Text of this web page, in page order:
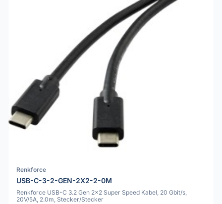
Renkforce
USB-C-3-2-GEN-2X2-2-0M
Renkforce USB-C 3.2 Gen 2x2 Super Speed Kabel, 20 Gbit/s,
20V/5A, 2.0m, Stecker/Stecker